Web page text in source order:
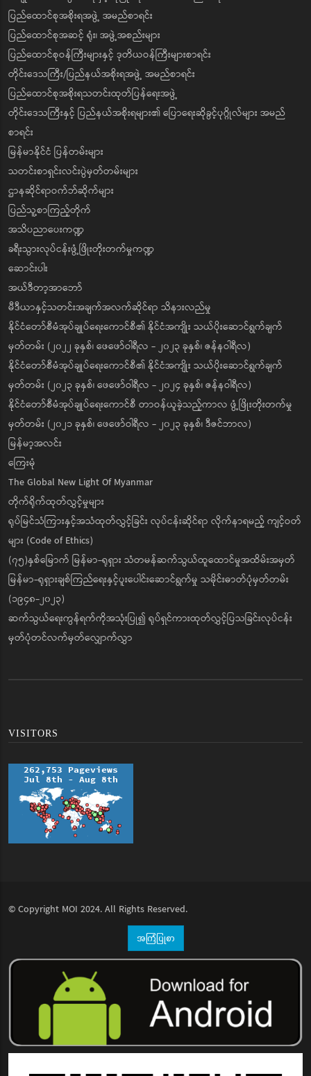
ပြည်ထောင်စုအစိုးရအဖွဲ့ အမည်စာရင်း
ပြည်ထောင်စုအဆင့် ရုံး၊ အဖွဲ့အစည်းများ
ပြည်ထောင်စုဝန်ကြီးများနှင့် ဒုတိယဝန်ကြီးများစာရင်း
တိုင်းဒေသကြီး/ပြည်နယ်အစိုးရအဖွဲ့ အမည်စာရင်း
ပြည်ထောင်စုအစိုးရသတင်းထုတ်ပြန်ရေးအဖွဲ့
တိုင်းဒေသကြီးနှင့် ပြည်နယ်အစိုးရများ၏ ပြောရေးဆိုခွင့်ပုဂ္ဂိုလ်များ အမည်
စာရင်း
မြန်မာနိုင်ငံ ပြန်တမ်းများ
သတင်းစာရှင်းလင်းပွဲမှတ်တမ်းများ
ဌာနဆိုင်ရာဝက်ဘ်ဆိုက်များ
ပြည်သူ့စာကြည့်တိုက်
အသိပညာပေးကဏ္ဍ
ခရီးသွားလုပ်ငန်းဖွံ့ဖြိုးတိုးတက်မှုကဏ္ဍ
ဆောင်းပါး
အယ်ဒီတာ့အာဘော်
မီဒီယာနှင့်သတင်းအချက်အလက်ဆိုင်ရာ သိနားလည်မှု
နိုင်ငံတော်စီမံအုပ်ချုပ်ရေးကောင်စီ၏ နိုင်ငံအကျိုး သယ်ပိုးဆောင်ရွက်ချက်
မှတ်တမ်း (၂၀၂၂ ခုနှစ်၊ ဖေဖော်ဝါရီလ - ၂၀၂၃ ခုနှစ်၊ ဇန်နဝါရီလ)
နိုင်ငံတော်စီမံအုပ်ချုပ်ရေးကောင်စီ၏ နိုင်ငံအကျိုး သယ်ပိုးဆောင်ရွက်ချက်
မှတ်တမ်း (၂၀၂၃ ခုနှစ်၊ ဖေဖော်ဝါရီလ - ၂၀၂၄ ခုနှစ်၊ ဇန်နဝါရီလ)
နိုင်ငံတော်စီမံအုပ်ချုပ်ရေးကောင်စီ တာဝန်ယူခဲ့သည့်ကာလ ဖွံ့ဖြိုးတိုးတက်မှု
မှတ်တမ်း (၂၀၂၁ ခုနှစ်၊ ဖေဖော်ဝါရီလ - ၂၀၂၃ ခုနှစ်၊ ဒီဇင်ဘာလ)
မြန်မာ့အလင်း
ကြေးမုံ
The Global New Light Of Myanmar
တိုက်ရိုက်ထုတ်လွှင့်မှုများ
ရုပ်မြင်သံကြားနှင့်အသံထုတ်လွှင့်ခြင်း လုပ်ငန်းဆိုင်ရာ လိုက်နာရမည့် ကျင့်ဝတ်
များ (Code of Ethics)
(၇၅)နှစ်မြောက် မြန်မာ-ရုရှား သံတမန်ဆက်သွယ်ထူထောင်မှုအထိမ်းအမှတ်
မြန်မာ-ရုရှားချစ်ကြည်ရေးနှင့်ပူးပေါင်းဆောင်ရွက်မှု သမိုင်းဓာတ်ပုံမှတ်တမ်း
(၁၉၄၈-၂၀၂၃)
ဆက်သွယ်ရေးကွန်ရက်ကိုအသုံးပြု၍ ရုပ်ရှင်ကားထုတ်လွှင့်ပြသခြင်းလုပ်ငန်း
မှတ်ပုံတင်လက်မှတ်လျှောက်လွှာ
VISITORS
© Copyright MOI 2024. All Rights Reserved.
အကြံပြုစာ